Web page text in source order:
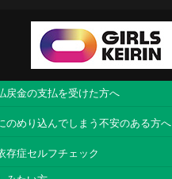
戻金の支払を受けた方へ
のめり込んでしまう不安のある方へ
存症セルフチェック